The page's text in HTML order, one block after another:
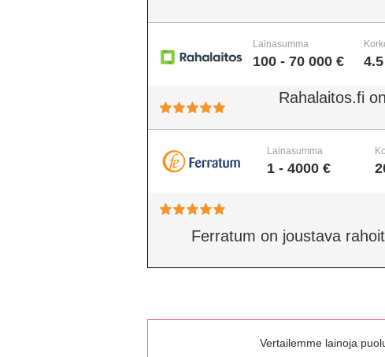
Lainasumma
100 - 70 000 €
Rahalaitos.fi
Lainasumma
1 - 4000 €
Ferratum on joustava
Vertailemme lainoja